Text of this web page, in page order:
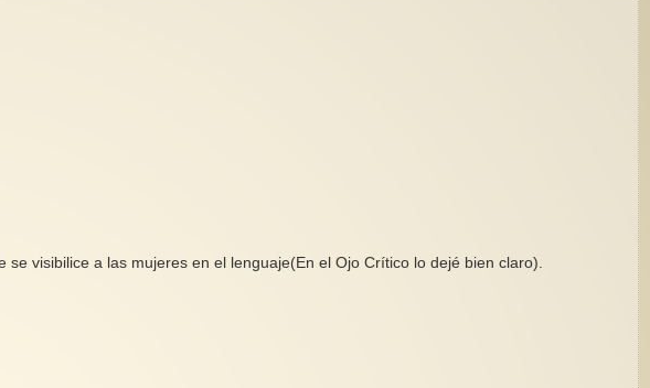
visibilice a las mujeres en el lenguaje(En el Ojo Crítico lo dejé bien claro).